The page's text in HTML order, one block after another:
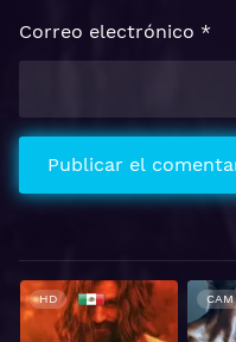
Correo electrónico *
HD CAM